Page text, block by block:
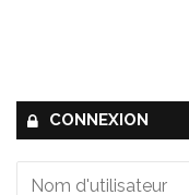
CONNEXION